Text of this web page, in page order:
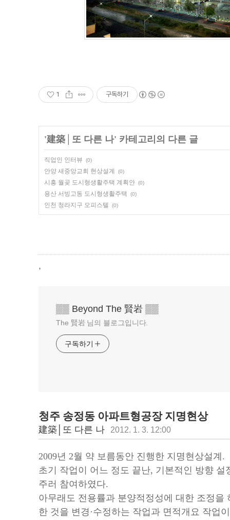
1 구독하기
'建築│또 다른 나' 카테고리의 다른 글
직업인 인터뷰 (0)
안양 새중앙교회 현상설계 (0)
시흥 월곶 도시형생활주택 계획안 (0)
용산 서빙고동 도시형생활주택 (0)
인천 청라지구 오피스텔 (0)
,
▒▒ Beyond The 賢岩 ▒▒
The 賢岩 님의 블로그입니다.
구독하기
청주 송정동 아파트형공장 지명현상
建築│또 다른 나 2012. 1. 3. 12:00
2009년 2월 약 보름동안 진행한 지명현상설계.
초기 작업이 어느 정도 끝난, 기본적인 방향
주러 참여하였다.
아무래도 전용률과 분양적정성에 대한 조정을
한 것을 변경·수정하는 작업과 면적개요 작업